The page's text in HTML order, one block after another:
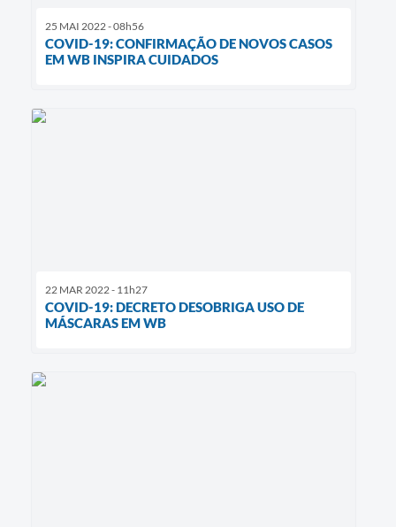
25 MAI 2022 - 08h56
COVID-19: CONFIRMAÇÃO DE NOVOS CASOS
EM WB INSPIRA CUIDADOS
22 MAR 2022 - 11h27
COVID-19: DECRETO DESOBRIGA USO DE
MÁSCARAS EM WB